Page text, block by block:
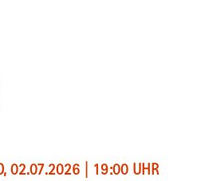
, 02.07.2026 19:00 UHR